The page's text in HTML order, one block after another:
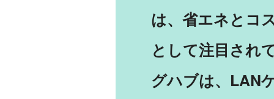
は、省エネとコ
として注目され
グハブは、LAN